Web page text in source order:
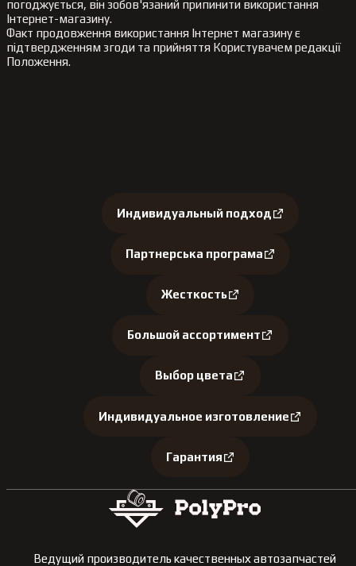
погоджується, він зобов'язаний припинити використання
Інтернет-магазину.
Факт продовження використання Інтернет магазину є
підтвердженням згоди та прийняття Користувачем редакції
Положення.
Индивидуальный подход
Партнерська програма
Жесткость
Большой ассортимент
Выбор цвета
Индивидуальное изготовление
Гарантия
Ведущий производитель качественных автозапчастей